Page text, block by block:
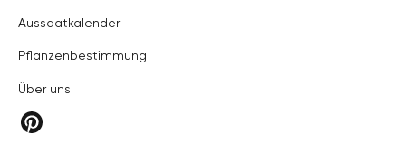
Aussaatkalender
Pflanzenbestimmung
Über uns